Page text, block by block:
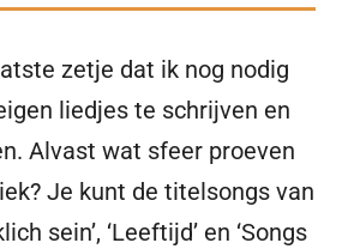
zetje dat ik nog nodig
liedjes te schrijven en
Alvast wat sfeer proeven
Je kunt de titelsongs van
sein’, ‘Leeftijd’ en ‘Songs